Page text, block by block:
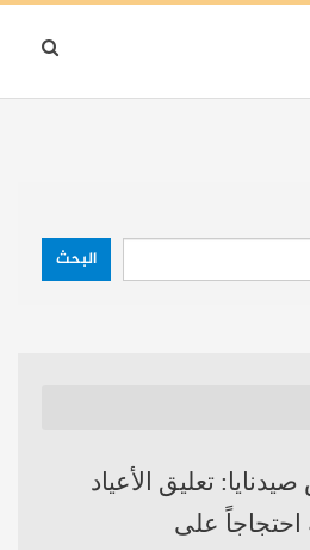
البحث
تعليق الأعياد
احتجاجاً على